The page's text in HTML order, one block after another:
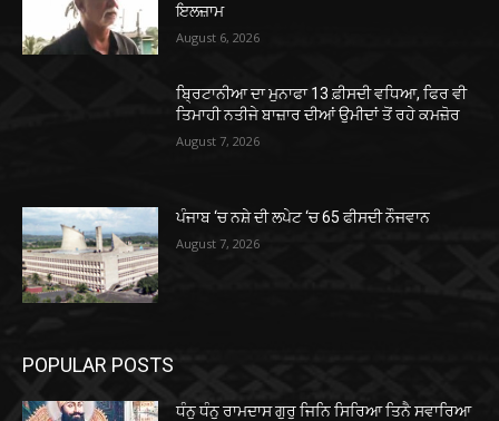
ਇਲਜ਼ਾਮ
August 6, 2026
ਬ੍ਰਿਟਾਨੀਆ ਦਾ ਮੁਨਾਫਾ 13 ਫ਼ੀਸਦੀ ਵਧਿਆ, ਫਿਰ ਵੀ
ਤਿਮਾਹੀ ਨਤੀਜੇ ਬਾਜ਼ਾਰ ਦੀਆਂ ਉਮੀਦਾਂ ਤੋਂ ਰਹੇ ਕਮਜ਼ੋਰ
August 7, 2026
ਪੰਜਾਬ ‘ਚ ਨਸ਼ੇ ਦੀ ਲਪੇਟ ‘ਚ 65 ਫੀਸਦੀ ਨੌਜਵਾਨ
August 7, 2026
POPULAR POSTS
ਧੰਨੁ ਧੰਨੁ ਰਾਮਦਾਸ ਗੁਰੁ ਜਿਨਿ ਸਿਰਿਆ ਤਿਨੈ ਸਵਾਰਿਆ